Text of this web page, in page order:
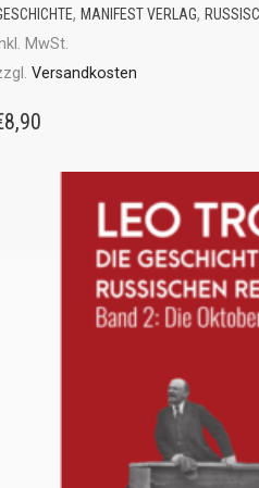
, MANIFEST VERLAG,
MwSt.
Versandkosten
8,90